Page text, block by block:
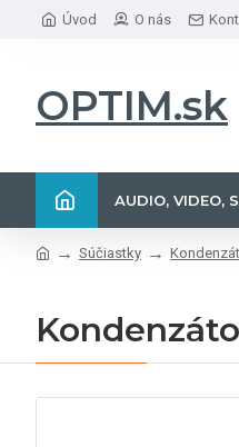
Úvod O nás
OPTIM.sk
AUDIO, VIDEO,
Súčiastky